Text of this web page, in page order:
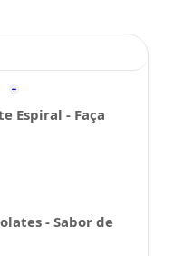
Espiral - Faça
- Sabor de